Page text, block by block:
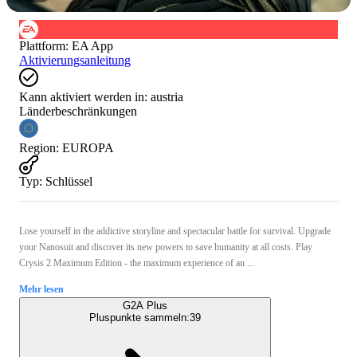
Plattform: EA App
Aktivierungsanleitung
Kann aktiviert werden in: austria
Länderbeschränkungen
Region: EUROPA
Typ: Schlüssel
Lose yourself in the addictive storyline and spectacular battle for survival. Upgrade
your Nanosuit and discover its new powers to save humanity at all costs. Play
Crysis 2 Maximum Edition - the maximum experience of an ...
Mehr lesen
G2A Plus
Pluspunkte sammeln:39